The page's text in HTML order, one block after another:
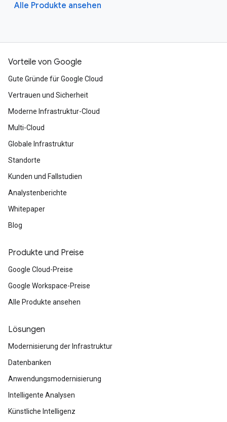
Alle Produkte ansehen
Vorteile von Google
Gute Gründe für Google Cloud
Vertrauen und Sicherheit
Moderne Infrastruktur-Cloud
Multi-Cloud
Globale Infrastruktur
Standorte
Kunden und Fallstudien
Analystenberichte
Whitepaper
Blog
Produkte und Preise
Google Cloud-Preise
Google Workspace-Preise
Alle Produkte ansehen
Lösungen
Modernisierung der Infrastruktur
Datenbanken
Anwendungsmodernisierung
Intelligente Analysen
Künstliche Intelligenz